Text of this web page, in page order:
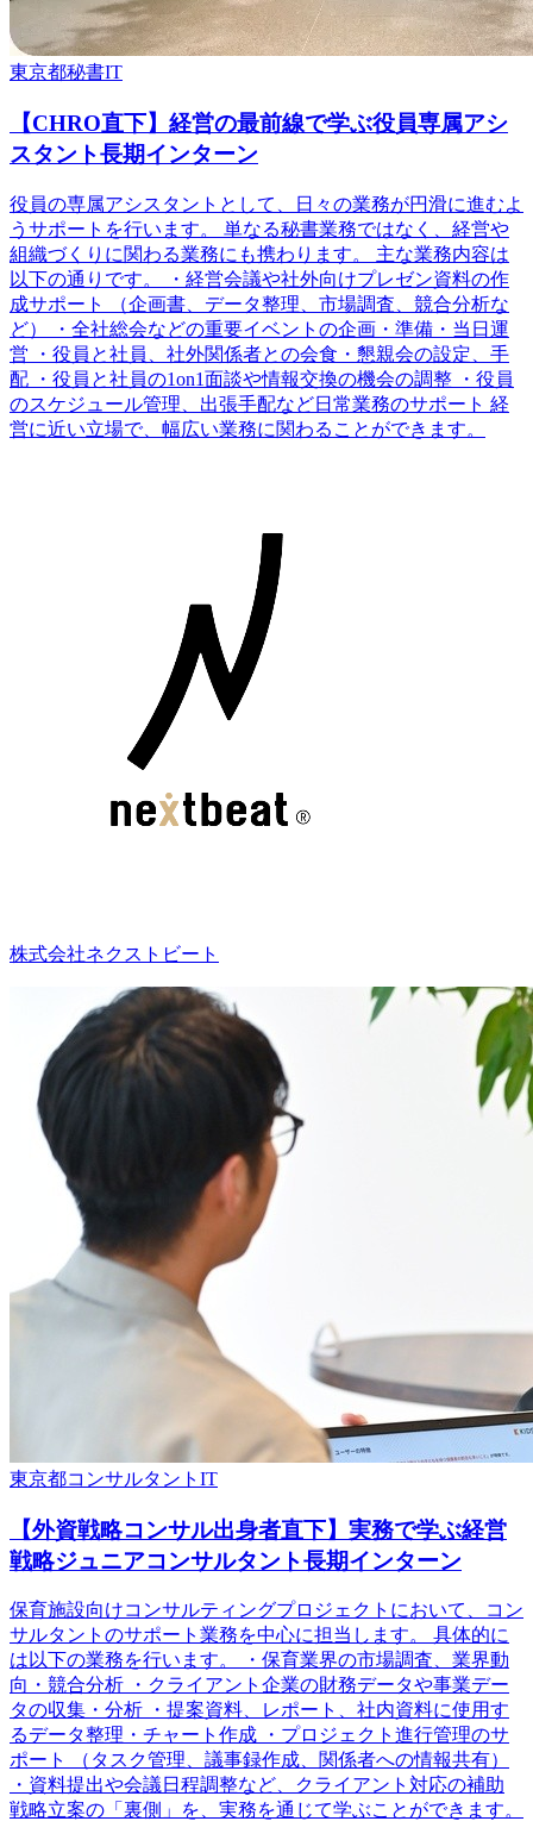
東京都秘書IT
【CHRO直下】経営の最前線で学ぶ役員専属アシ
スタント長期インターン
役員の専属アシスタントとして、日々の業務が円滑に進むよ
うサポートを行います。 単なる秘書業務ではなく、経営や
組織づくりに関わる業務にも携わります。 主な業務内容は
以下の通りです。 ・経営会議や社外向けプレゼン資料の作
成サポート （企画書、データ整理、市場調査、競合分析な
ど） ・全社総会などの重要イベントの企画・準備・当日運
営 ・役員と社員、社外関係者との会食・懇親会の設定、手
配 ・役員と社員の1on1面談や情報交換の機会の調整 ・役員
のスケジュール管理、出張手配など日常業務のサポート 経
営に近い立場で、幅広い業務に関わることができます。
株式会社ネクストビート
東京都コンサルタント IT
【外資戦略コンサル出身者直下】実務で学ぶ経営
戦略ジュニアコンサルタント長期インターン
保育施設向けコンサルティングプロジェクトにおいて、コン
サルタントのサポート業務を中心に担当します。 具体的に
は以下の業務を行います。 ・保育業界の市場調査、業界動
向・競合分析 ・クライアント企業の財務データや事業デー
タの収集・分析 ・提案資料、レポート、社内資料に使用す
るデータ整理・チャート作成 ・プロジェクト進行管理のサ
ポート （タスク管理、議事録作成、関係者への情報共有）
・資料提出や会議日程調整など、クライアント対応の補助
戦略立案の「裏側」を、実務を通じて学ぶことができます。